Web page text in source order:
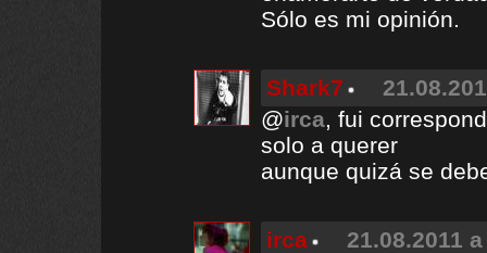
Sólo es mi opinión.
Shark7
@irca, fui
solo a querer
aunque quizá se
irca
21.08.2011